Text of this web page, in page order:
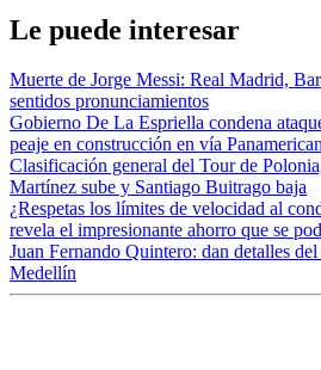
Le puede interesar
Muerte de Jorge Messi: Real Madrid,
sentidos pronunciamientos
Gobierno De La Espriella condena
peaje en construcción en vía
Clasificación general del Tour de
Martínez sube y Santiago Buitrago baja
¿Respetas los límites de velocidad al
revela el impresionante ahorro que se
Juan Fernando Quintero: dan detalles
Medellín